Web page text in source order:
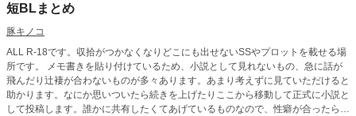
短BLまとめ
豚キノコ
ALL R-18です。収拾がつかなくなりどこにも出せないSSやプロットを載せる場
所です。 メモ書きを貼り付けているため、小説として見れないもの、急に話が
飛んだり辻褄が合わないものが多々あります。あまり考えずに見ていただけると
助かります。なにか思いついたら続きを上げたりここから移動して正式に小説と
して投稿します。誰かに共有したくてあげているものなので、性癖が合ったら嬉